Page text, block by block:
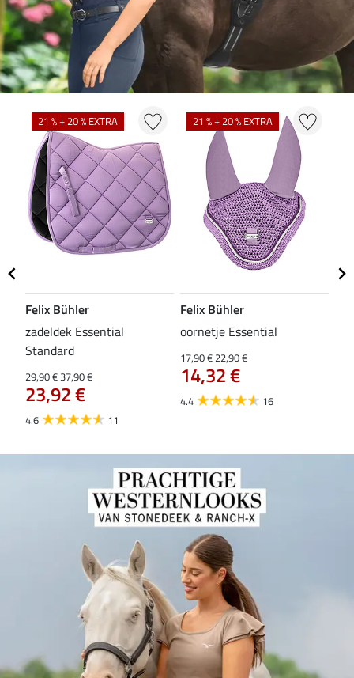
21 % + 20 % EXTRA
Felix Bühler
zadeldek Essential
Standard
29,90 €37,90 €
23,92 €
4.6 11
21 % + 20 % EXTRA
Felix Bühler
oornetje Essential
17,90 €22,90 €
14,32 €
4.4 16